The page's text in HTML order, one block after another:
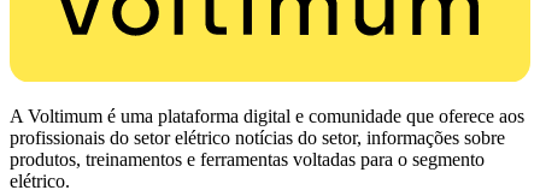
A Voltimum é uma plataforma digital e comunidade que oferece aos
profissionais do setor elétrico notícias do setor, informações sobre
produtos, treinamentos e ferramentas voltadas para o segmento
elétrico.